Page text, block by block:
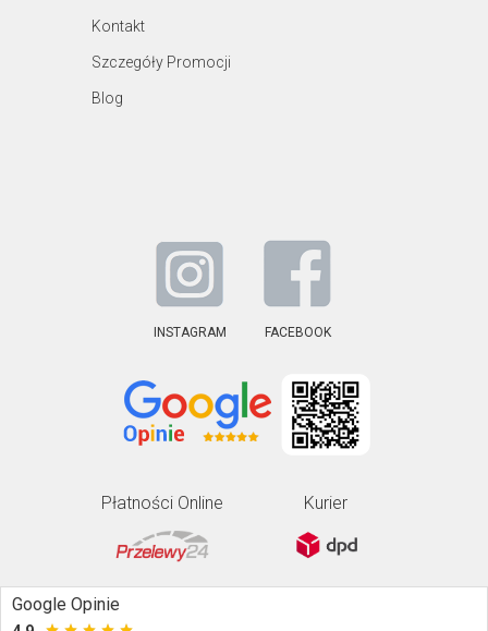
Kontakt
Szczegóły Promocji
Blog
INSTAGRAM FACEBOOK
Płatności Online Kurier
Google Opinie